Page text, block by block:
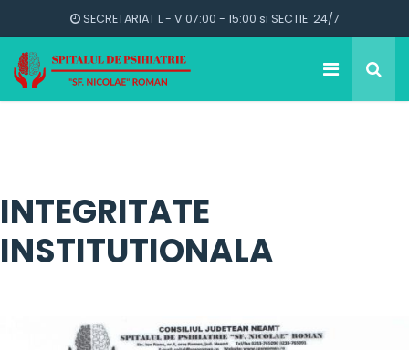
SECRETARIAT L - V 07:00 - 15:00 si SECTIE: 24/7
INTEGRITATE
INSTITUTIONALA